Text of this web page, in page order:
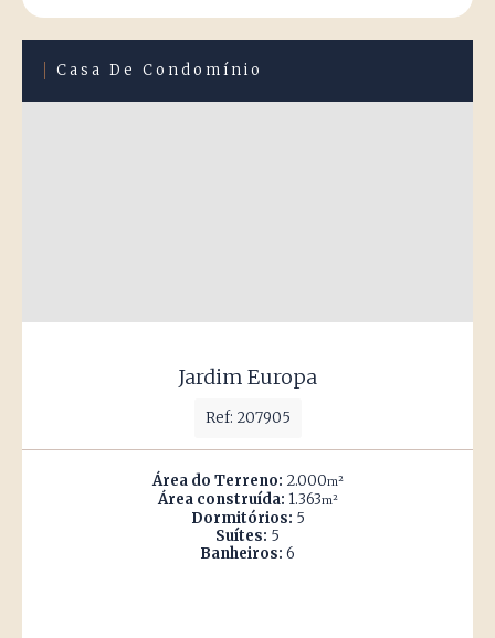
Casa De Condomínio
Jardim Europa
Ref: 207905
Área do Terreno: 2.000m²
Área construída: 1.363m²
Dormitórios: 5
Suítes: 5
Banheiros: 6